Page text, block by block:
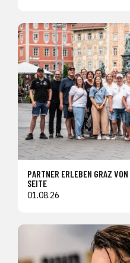
PARTNER ERLEBEN GRAZ
SEITE
01.08.26